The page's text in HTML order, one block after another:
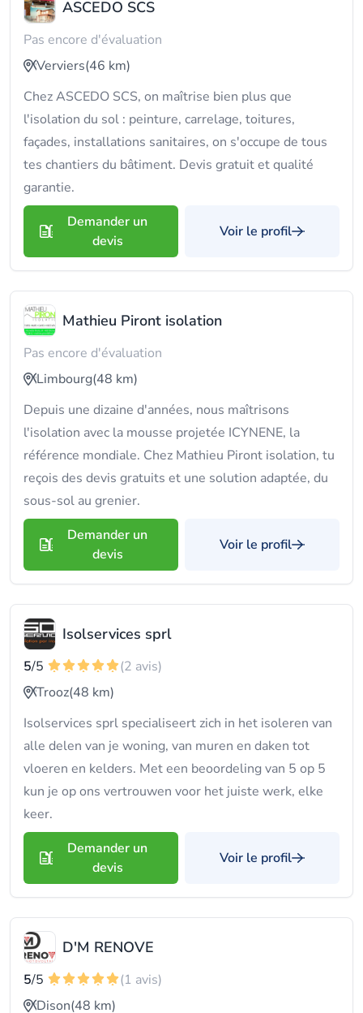
ASCEDO SCS
Pas encore d'évaluation
Verviers(46 km)
Chez ASCEDO SCS, on maîtrise bien plus que
l'isolation du sol : peinture, carrelage, toitures,
façades, installations sanitaires, on s'occupe de tous
tes chantiers du bâtiment. Devis gratuit et qualité
garantie.
Demander un
devis
Voir le profil
Mathieu Piront isolation
Pas encore d'évaluation
Limbourg(48 km)
Depuis une dizaine d'années, nous maîtrisons
l'isolation avec la mousse projetée ICYNENE, la
référence mondiale. Chez Mathieu Piront isolation, tu
reçois des devis gratuits et une solution adaptée, du
sous-sol au grenier.
Demander un
devis
Voir le profil
Isolservices sprl
5/5
(2 avis)
Trooz(48 km)
Isolservices sprl specialiseert zich in het isoleren van
alle delen van je woning, van muren en daken tot
vloeren en kelders. Met een beoordeling van 5 op 5
kun je op ons vertrouwen voor het juiste werk, elke
keer.
Demander un
devis
Voir le profil
D'M RENOVE
5/5
(1 avis)
Dison(48 km)